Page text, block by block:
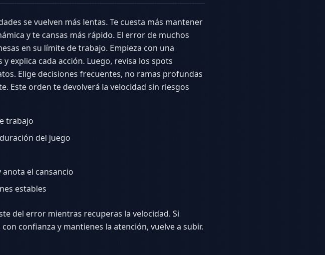
se vuelven más lentas. Te cuesta más mantener
y te cansas más rápido. El error de muchos
en su límite de trabajo. Empieza con una
explica cada acción. Luego, revisa los spots
Elige decisiones frecuentes, no ramas profundas
Este orden te devolverá la velocidad sin riesgos
trabajo
del juego
anota el cansancio
estables
del error mientras recuperas la velocidad. Si
confianza y mantienes la atención, vuelve a subir.